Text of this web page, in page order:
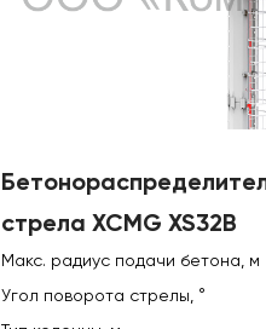
стрела XCMG XS32B
Макс. радиус подачи бетона, м
Угол поворота стрелы, °